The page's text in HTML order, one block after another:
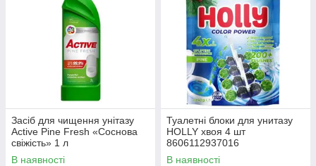
Засіб для чищення унітазу
Active Pine Fresh «Соснова
свіжість» 1 л
В наявності
Туалетні блоки для унитазу
HOLLY хвоя 4 шт
8606112937016
В наявності